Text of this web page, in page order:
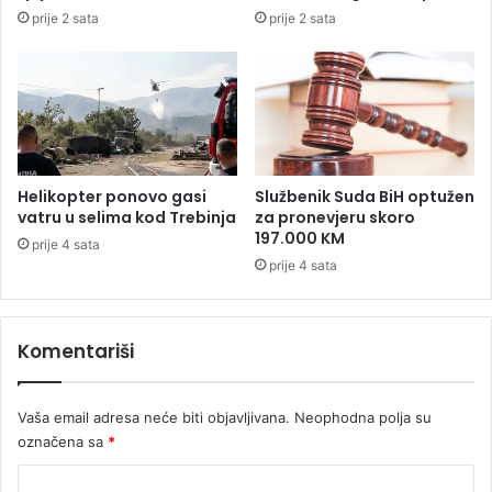
D
v
e
n
t
d
i
š
t
u
B
e
prije 2 sata prije 2 sata
Helikopter ponovo gasi
vatru u selima kod Trebinja
prije 4 sata
Službenik Suda BiH optužen
za pronevjeru skoro
197.000 KM
prije 4 sata
Komentariši
Vaša email adresa neće biti objavljivana. Neophodna polja su
označena sa *